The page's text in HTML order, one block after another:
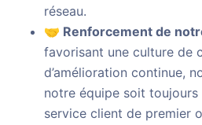
réseau.
🤝 Renforcement de
favorisant une culture de
d’amélioration continue,
notre équipe soit
service client de premier